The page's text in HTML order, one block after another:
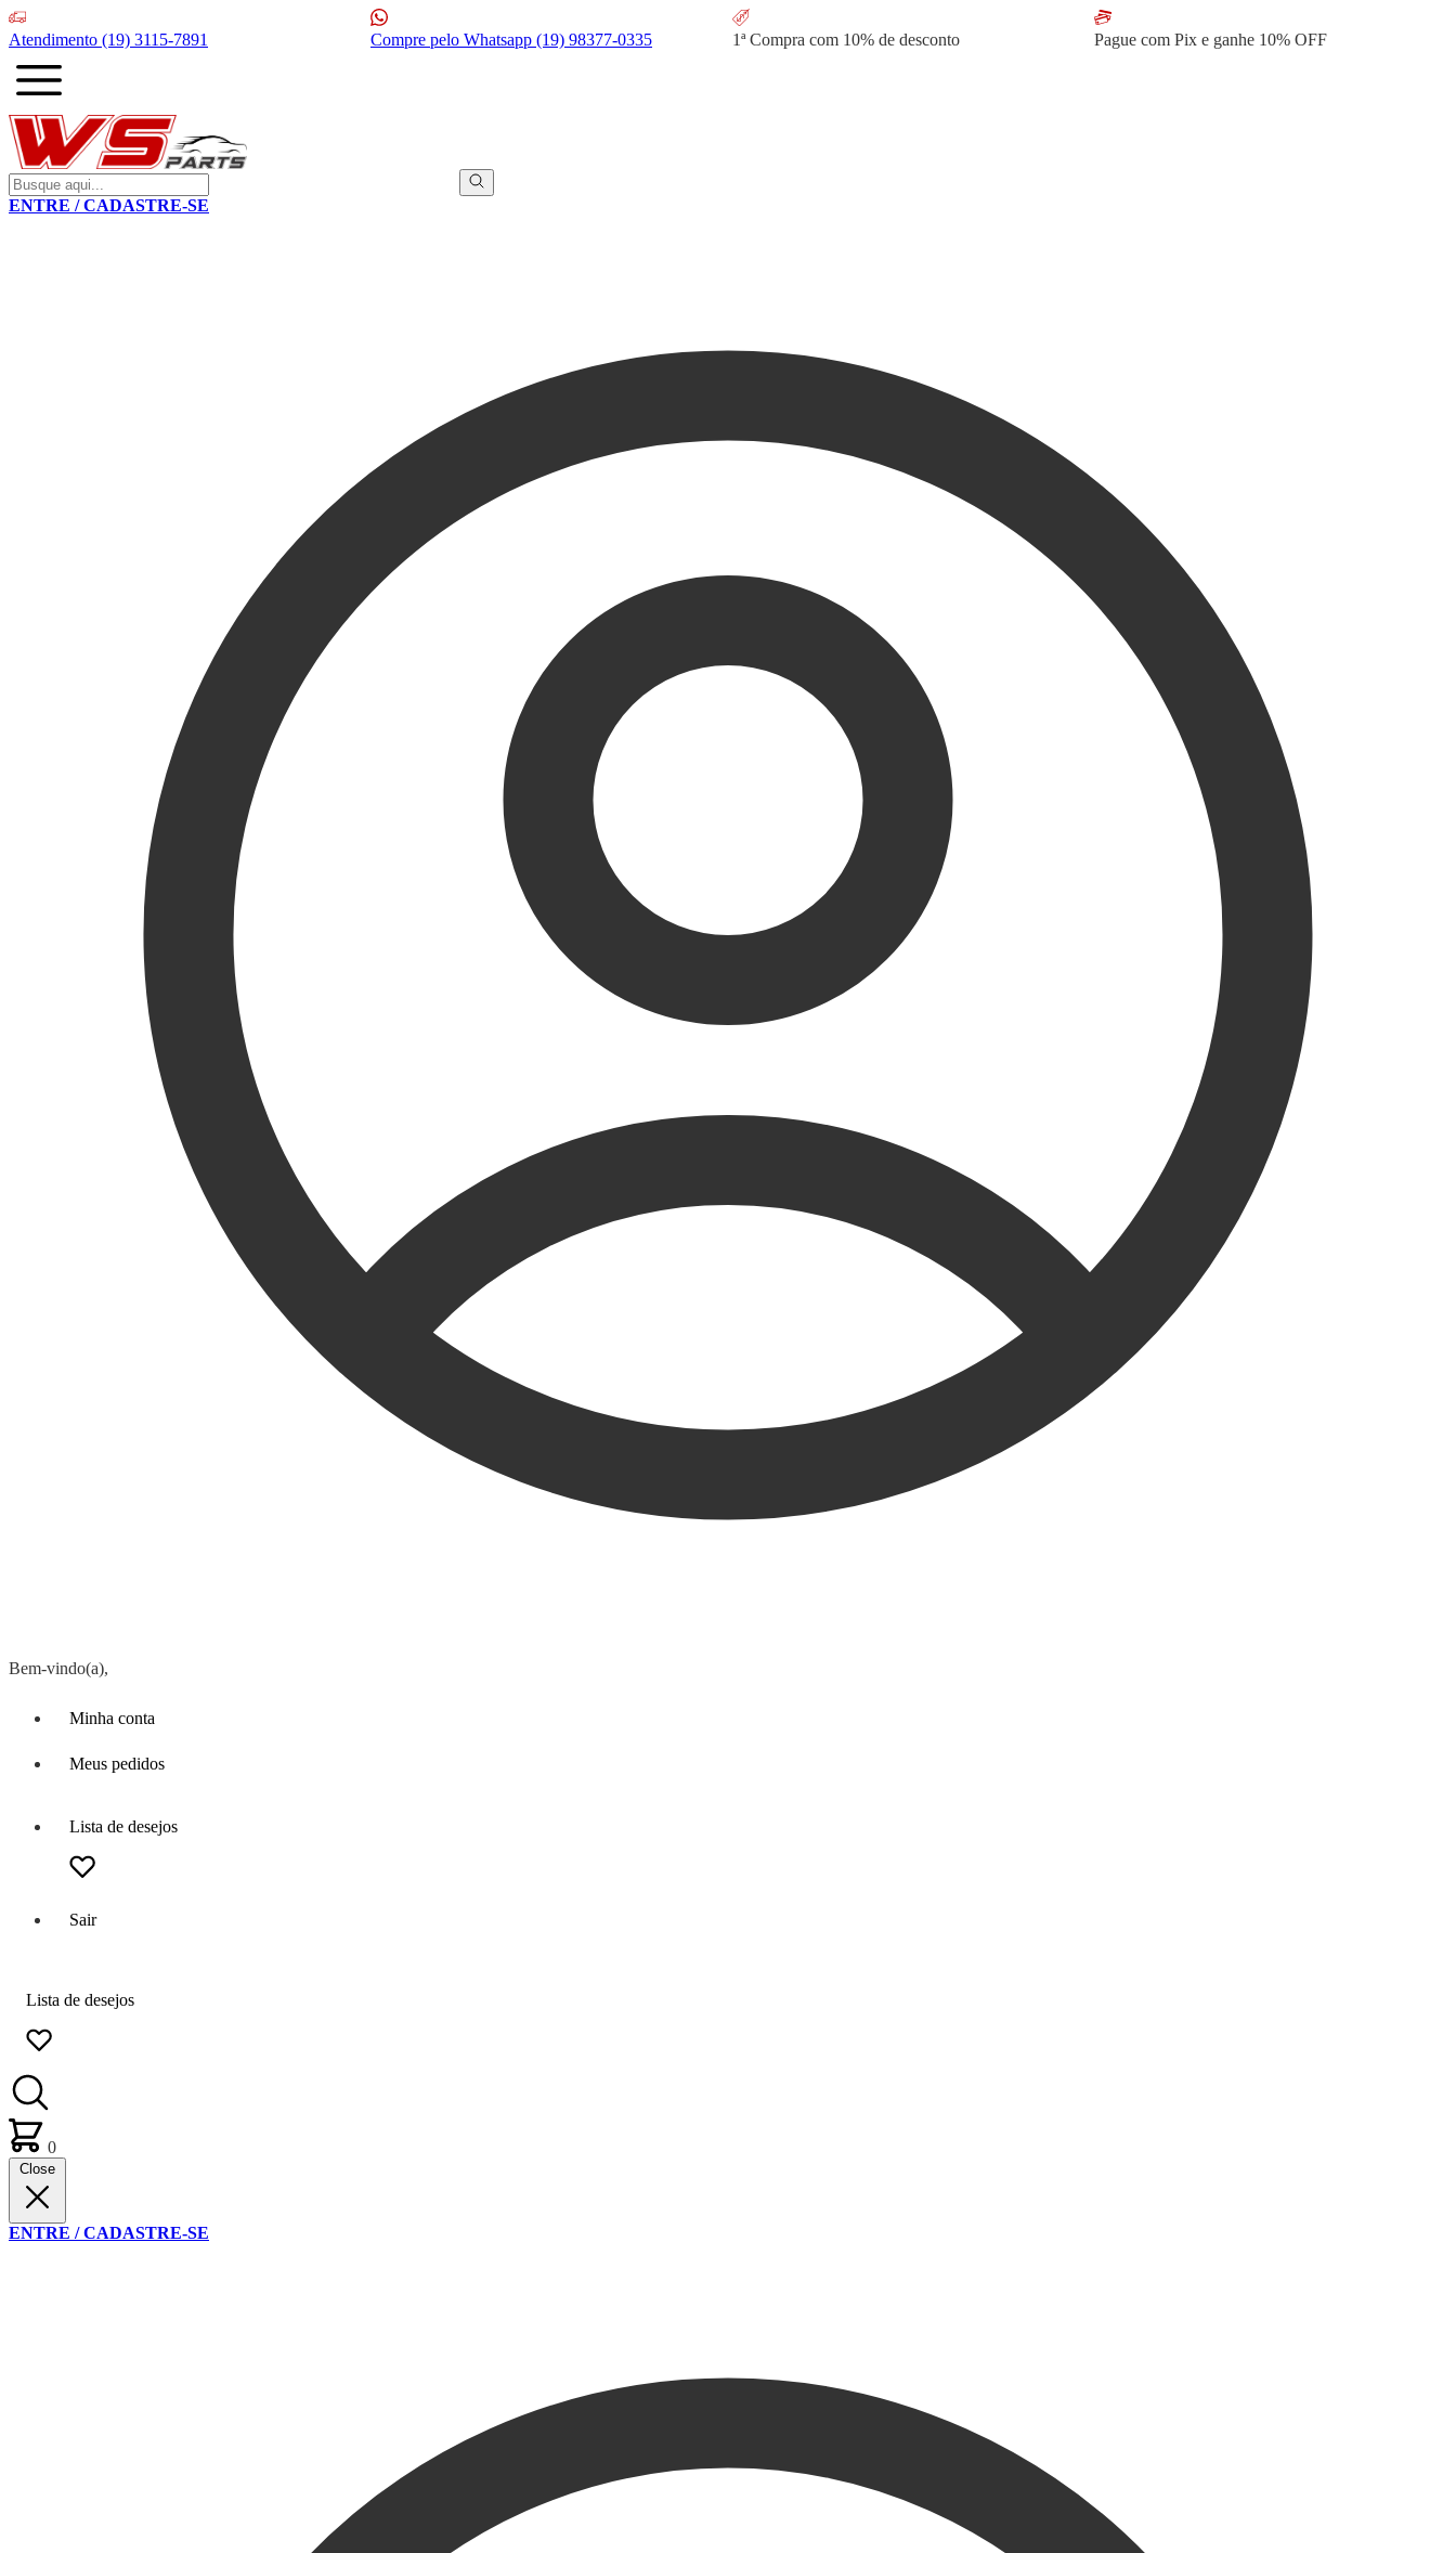
Atendimento (19) 3115-7891 Compre pelo Whatsapp (19) 98377-0335 1ª Compra com 10% de desconto Pague com Pix e ganhe 10% OFF
ENTRE / CADASTRE-SE
Bem-vindo(a),
Minha conta
Meus pedidos
Lista de desejos
Sair
Lista de desejos
0
Close
ENTRE / CADASTRE-SE